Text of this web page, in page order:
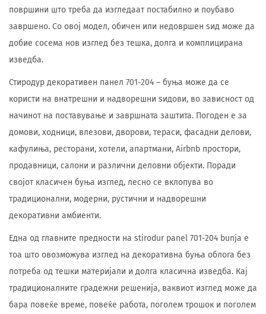
површини што треба да изгледаат постабилно и поубаво
завршено. Со овој модел, обичен или недовршен ѕид може да
добие сосема нов изглед без тешка, долга и комплицирана
изведба.
Стиродур декоративен панел 701-204 – буња може да се
користи на внатрешни и надворешни ѕидови, во зависност од
начинот на поставување и завршната заштита. Погоден е за
домови, ходници, влезови, дворови, тераси, фасадни делови,
кафулиња, ресторани, хотели, апартмани, Airbnb простори,
продавници, салони и различни деловни објекти. Поради
својот класичен буња изглед, лесно се вклопува во
традиционални, модерни, рустични и надворешни
декоративни амбиенти.
Една од главните предности на stirodur panel 701-204 bunja е
тоа што овозможува изглед на декоративна буња облога без
потреба од тешки материјали и долга класична изведба. Кај
традиционалните градежни решенија, ваквиот изглед може да
бара повеќе време, повеќе работа, поголем трошок и поголем